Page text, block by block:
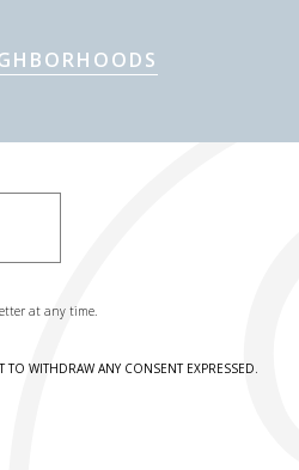
at any time.
WITHDRAW ANY CONSENT EXPRESSED.